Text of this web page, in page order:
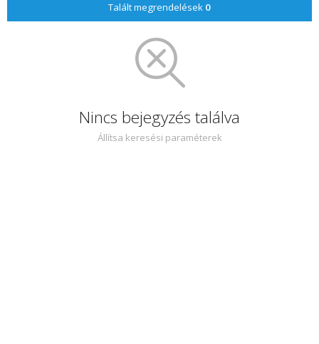
Talált megrendelések 0
Nincs bejegyzés találva
Állítsa keresési paraméterek